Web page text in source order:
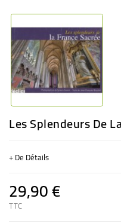
Les Splendeurs De
+ De Détails
29,90 €
TTC